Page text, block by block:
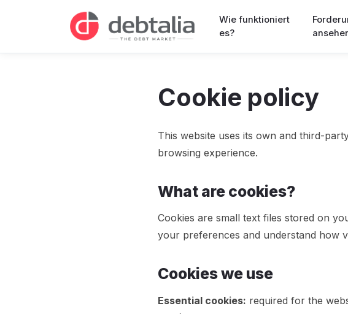
Wie funktioniert
es?
Cookie policy
This website uses its own and third-
browsing experience.
What are cookies?
Cookies are small text files stored on
your preferences and understand how
Cookies we use
Essential cookies: required for the